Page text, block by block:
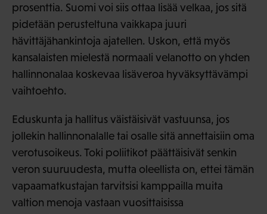
prosenttia. Suomi voi siis ottaa lisää velkaa, jos sitä
pidetään perusteltuna vaikkapa juuri
hävittäjähankintoja ajatellen. Uskon, että myös
kansalaisten mielestä normaali velanotto on yhden
hallinnonalaa koskevaa lisäveroa hyväksyttävämpi
vaihtoehto.
Eduskunta ja hallitus väistäisivät vastuunsa, jos
jollekin hallinnonalalle tai osalle sitä annettaisiin oma
verotusoikeus. Toki poliitikot päättäisivät senkin
veron suuruudesta, mutta oleellista on, ettei tämän
vapaamatkustajan tarvitsisi kamppailla muita
valtion menoja vastaan vuosittaisissa